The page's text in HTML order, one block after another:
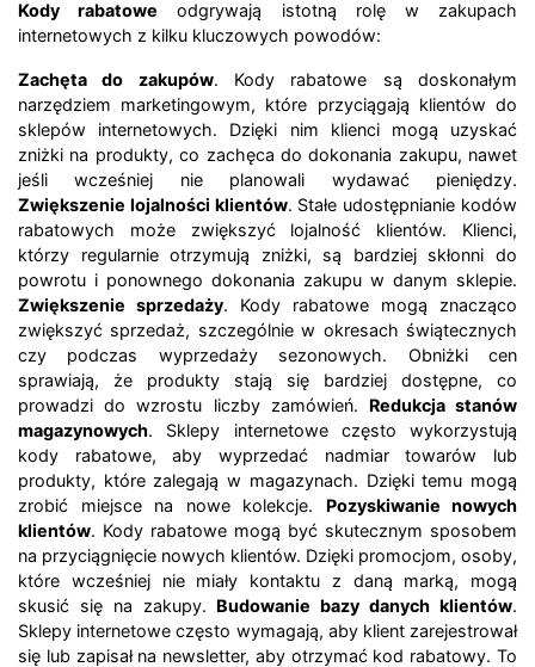
Kody rabatowe odgrywają istotną rolę w zakupach
internetowych z kilku kluczowych powodów:
Zachęta do zakupów. Kody rabatowe są doskonałym
narzędziem marketingowym, które przyciągają klientów do
sklepów internetowych. Dzięki nim klienci mogą uzyskać
zniżki na produkty, co zachęca do dokonania zakupu, nawet
jeśli wcześniej nie planowali wydawać pieniędzy.
Zwiększenie lojalności klientów. Stałe udostępnianie kodów
rabatowych może zwiększyć lojalność klientów. Klienci,
którzy regularnie otrzymują zniżki, są bardziej skłonni do
powrotu i ponownego dokonania zakupu w danym sklepie.
Zwiększenie sprzedaży. Kody rabatowe mogą znacząco
zwiększyć sprzedaż, szczególnie w okresach świątecznych
czy podczas wyprzedaży sezonowych. Obniżki cen
sprawiają, że produkty stają się bardziej dostępne, co
prowadzi do wzrostu liczby zamówień. Redukcja stanów
magazynowych. Sklepy internetowe często wykorzystują
kody rabatowe, aby wyprzedać nadmiar towarów lub
produkty, które zalegają w magazynach. Dzięki temu mogą
zrobić miejsce na nowe kolekcje. Pozyskiwanie nowych
klientów. Kody rabatowe mogą być skutecznym sposobem
na przyciągnięcie nowych klientów. Dzięki promocjom, osoby,
które wcześniej nie miały kontaktu z daną marką, mogą
skusić się na zakupy. Budowanie bazy danych klientów.
Sklepy internetowe często wymagają, aby klient zarejestrował
się lub zapisał na newsletter, aby otrzymać kod rabatowy. To